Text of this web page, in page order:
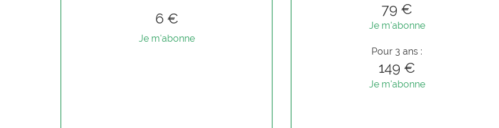
6 €
Je m'abonne
79 €
Je m'abonne
Pour 3 ans :
149 €
Je m'abonne